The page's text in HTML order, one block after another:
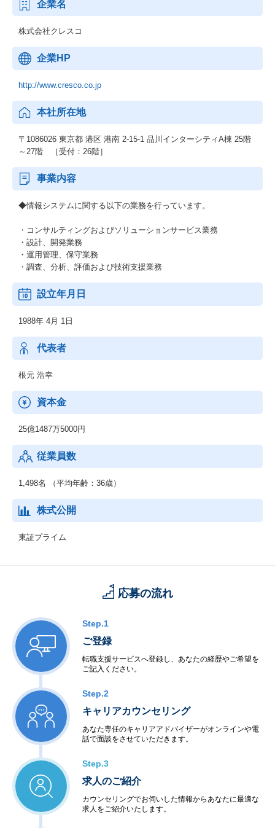
企業名
株式会社クレスコ
企業HP
http://www.cresco.co.jp
本社所在地
〒1086026 東京都 港区 港南 2-15-1 品川インターシティA棟 25階
～27階 ［受付：26階］
事業内容
◆情報システムに関する以下の業務を行っています。
・コンサルティングおよびソリューションサービス業務
・設計、開発業務
・運用管理、保守業務
・調査、分析、評価および技術支援業務
設立年月日
1988年 4月 1日
代表者
根元 浩幸
資本金
25億1487万5000円
従業員数
1,498名 （平均年齢：36歳）
株式公開
東証プライム
応募の流れ
Step.1
ご登録
転職支援サービスへ登録し、あなたの経歴やご希望を
ご記入ください。
Step.2
キャリアカウンセリング
あなた専任のキャリアアドバイザーがオンラインや電
話で面談をさせていただきます。
Step.3
求人のご紹介
カウンセリングでお伺いした情報からあなたに最適な
求人をご紹介いたします。